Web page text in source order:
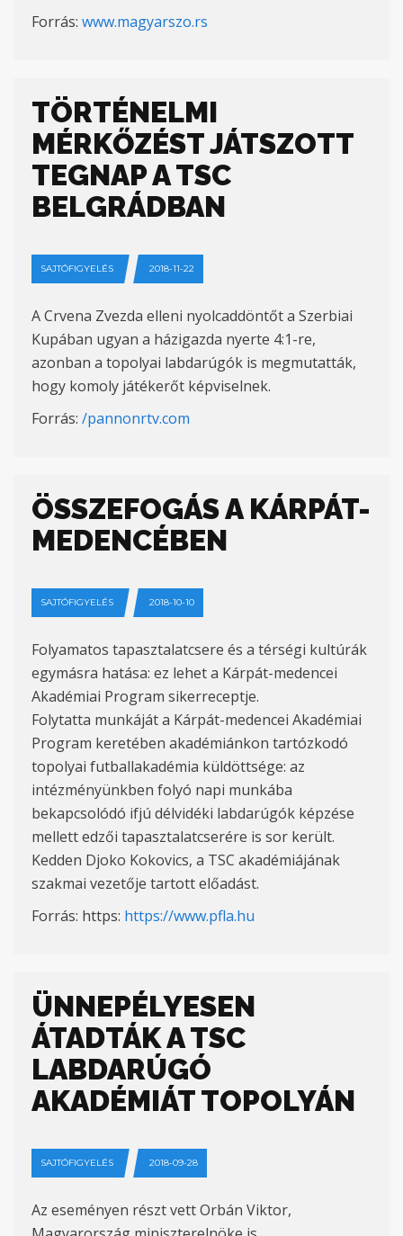
Forrás: www.magyarszo.rs
TÖRTÉNELMI
MÉRKŐZÉST JÁTSZOTT
TEGNAP A TSC
BELGRÁDBAN
SAJTÓFIGYELÉS 2018-11-22
A Crvena Zvezda elleni nyolcaddöntőt a Szerbiai
Kupában ugyan a házigazda nyerte 4:1-re,
azonban a topolyai labdarúgók is megmutatták,
hogy komoly játékerőt képviselnek.
Forrás: /pannonrtv.com
ÖSSZEFOGÁS A KÁRPÁT-
MEDENCÉBEN
SAJTÓFIGYELÉS 2018-10-10
Folyamatos tapasztalatcsere és a térségi kultúrák
egymásra hatása: ez lehet a Kárpát-medencei
Akadémiai Program sikerreceptje.
Folytatta munkáját a Kárpát-medencei Akadémiai
Program keretében akadémiánkon tartózkodó
topolyai futballakadémia küldöttsége: az
intézményünkben folyó napi munkába
bekapcsolódó ifjú délvidéki labdarúgók képzése
mellett edzői tapasztalatcserére is sor került.
Kedden Djoko Kokovics, a TSC akadémiájának
szakmai vezetője tartott előadást.
Forrás: https: https://www.pfla.hu
ÜNNEPÉLYESEN
ÁTADTÁK A TSC
LABDARÚGÓ
AKADÉMIÁT TOPOLYÁN
SAJTÓFIGYELÉS 2018-09-28
Az eseményen részt vett Orbán Viktor,